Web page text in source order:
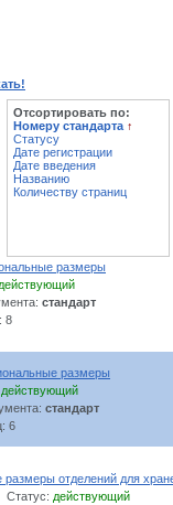
Отсортировать по:
Номеру стандарта ↑
Статусу
Дате регистрации
Дате введения
Названию
Количеству страниц
размеры
действующий
стандарт
8
размеры
действующий
стандарт
6
отделений для
Статус: действующий